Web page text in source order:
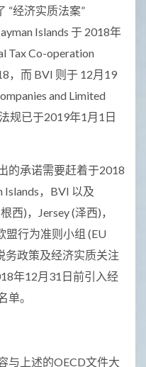
“经济实质法案”
Islands 于 2018年
Tax Co-operation
，而 BVI 则于 12月19
and Limited
规已于2019年1月1日
的承诺需要赶着于2018
Islands，BVI 以及
西)，Jersey (泽西)，
盟行为准则小组 (EU
务政策及经济实质关注
年12月31日前引入经
单。
与上述的OECD文件大